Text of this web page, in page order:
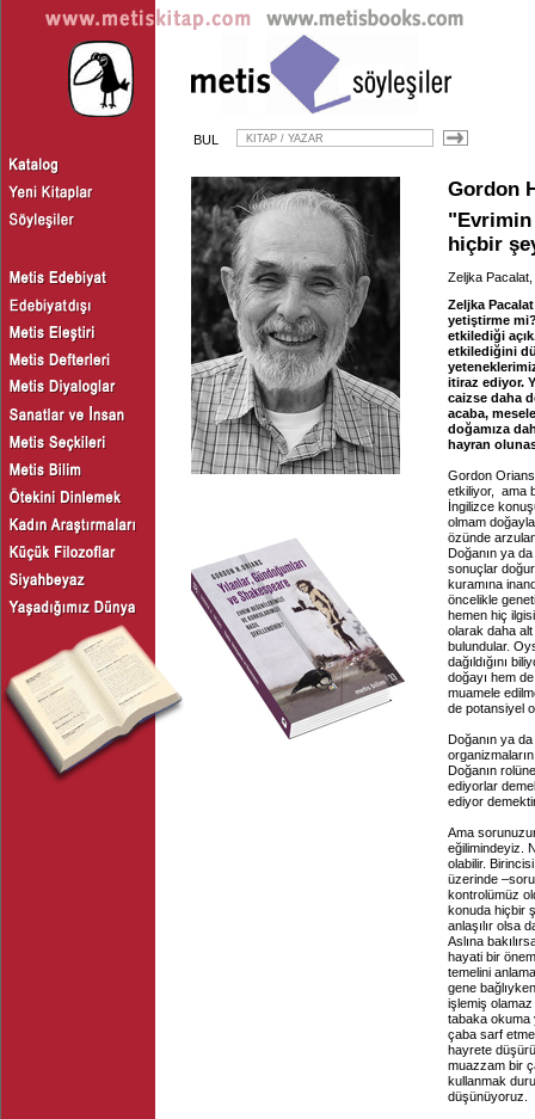
BUL
Gordon
"Evrimin
hiçbir
Zeljka Pacalat,
Zeljka
yetiştirme
etkilediği
etkilediğini
itiraz ediyor.
caizse daha
acaba,
doğamıza
hayran
Gordon
etkiliyor, ama
İngilizce
olmam
özünde
Doğanın ya
sonuçlar
kuramına
öncelikle
hemen hiç
olarak daha alt
bulundular.
dağıldığını
doğayı hem
muamele
de potansiyel
Doğanın ya
Doğanın
ediyorlar
ediyor
Ama
eğilimindeyiz.
olabilir.
üzerinde
kontrolümüz
konuda hiçbir
anlaşılır olsa
Aslına
hayati bir
temelini
gene
işlemiş olamaz
tabaka okuma
çaba sarf
hayrete
muazzam bir
kullanmak
düşünüyoruz.